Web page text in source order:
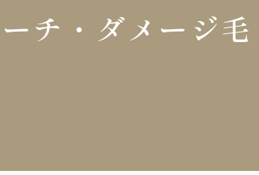
チ・ダメージ毛